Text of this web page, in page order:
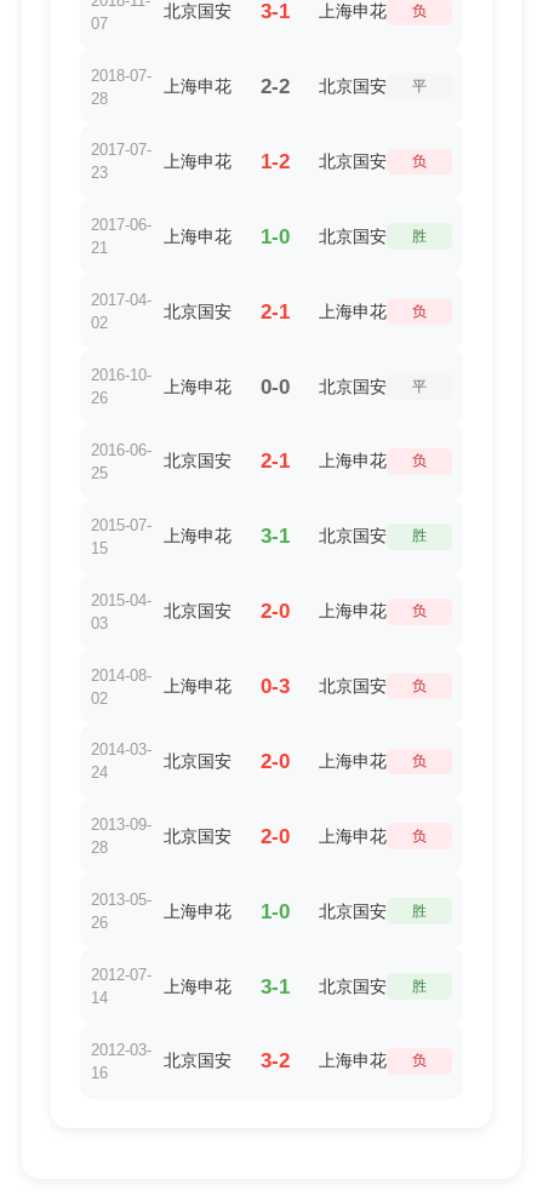
07
北京国安 3-1 上海申花 负
2018-07-
28
上海申花 2-2 北京国安 平
2017-07-
23
上海申花 1-2 北京国安 负
2017-06-
21
上海申花 1-0 北京国安 胜
2017-04-
02
北京国安 2-1 上海申花 负
2016-10-
26
上海申花 0-0 北京国安 平
2016-06-
25
北京国安 2-1 上海申花 负
2015-07-
15
上海申花 3-1 北京国安 胜
2015-04-
03
北京国安 2-0 上海申花 负
2014-08-
02
上海申花 0-3 北京国安 负
2014-03-
24
北京国安 2-0 上海申花 负
2013-09-
28
北京国安 2-0 上海申花 负
2013-05-
26
上海申花 1-0 北京国安 胜
2012-07-
14
上海申花 3-1 北京国安 胜
2012-03-
16
北京国安 3-2 上海申花 负